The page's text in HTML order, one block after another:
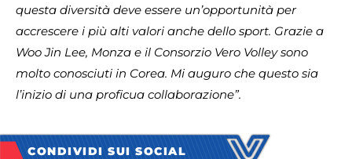
questa diversità deve essere un’opportunità per
accrescere i più alti valori anche dello sport. Grazie a
Woo Jin Lee, Monza e il Consorzio Vero Volley sono
molto conosciuti in Corea. Mi auguro che questo sia
l’inizio di una proficua collaborazione”.
CONDIVIDI SUI SOCIAL